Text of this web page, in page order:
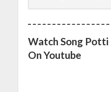
Watch Song
On Youtube